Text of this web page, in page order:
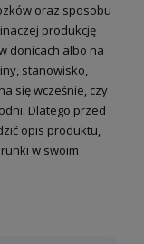
oraz sposobu
produkcję
donicach albo na
stanowisko,
się wcześnie, czy
Dlatego przed
opis produktu,
w swoim